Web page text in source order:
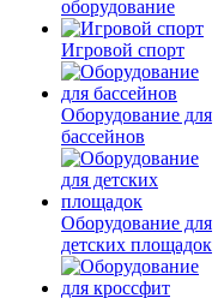
оборудование
Игровой спорт
Оборудование для
бассейнов
Оборудование для
детских площадок